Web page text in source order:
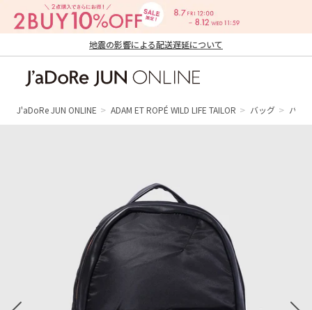
地震の影響による配送遅延について
ン オンライン）
J'aDoRe JUN ONLINE ADAM ET ROPÉ WILD LIFE TAILOR バッグ バッ